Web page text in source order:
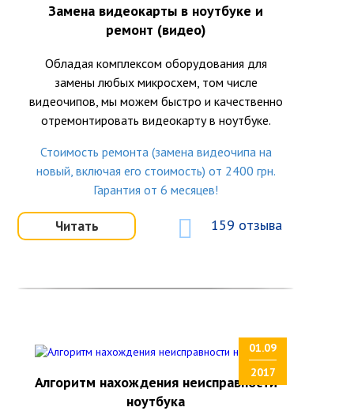
Замена видеокарты в ноутбуке и
ремонт (видео)
Обладая комплексом оборудования для
замены любых микросхем, том числе
видеочипов, мы можем быстро и качественно
отремонтировать видеокарту в ноутбуке.
Стоимость ремонта (замена видеочипа на
новый, включая его стоимость) от 2400 грн.
Гарантия от 6 месяцев!
Читать 159 отзыва
01.09
2017
Алгоритм нахождения неисправности
ноутбука